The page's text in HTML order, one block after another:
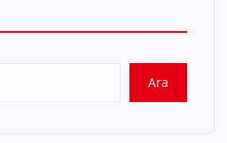
Ara